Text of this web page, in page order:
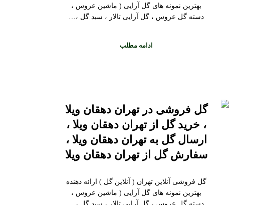
بهترین نمونه های گل آرایی ( ماشین عروس ،
دسته گل عروس ، گل آرایی تالار ، سبد گل ،…
ادامه مطلب
گل فروشی در تهران دهقان ویلا
، خرید گل از تهران دهقان ویلا ،
ارسال گل به تهران دهقان ویلا ،
سفارش گل از تهران دهقان ویلا
گل فروشی آنلاین تهران ( آنلاین گل ) ارائه دهنده
بهترین نمونه های گل آرایی ( ماشین عروس ،